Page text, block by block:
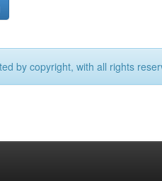
by copyright, with all rights